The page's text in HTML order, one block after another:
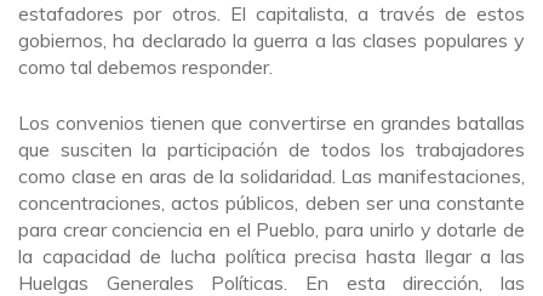
estafadores por otros. El capitalista, a través de estos
gobiernos, ha declarado la guerra a las clases populares y
como tal debemos responder.
Los convenios tienen que convertirse en grandes batallas
que susciten la participación de todos los trabajadores
como clase en aras de la solidaridad. Las manifestaciones,
concentraciones, actos públicos, deben ser una constante
para crear conciencia en el Pueblo, para unirlo y dotarle de
la capacidad de lucha política precisa hasta llegar a las
Huelgas Generales Políticas. En esta dirección, las